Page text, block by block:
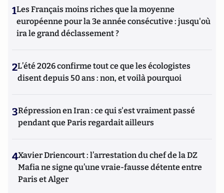
1Les Français moins riches que la moyenne
européenne pour la 3e année consécutive : jusqu'où
ira le grand déclassement ?
2L’été 2026 confirme tout ce que les écologistes
disent depuis 50 ans : non, et voilà pourquoi
3Répression en Iran : ce qui s'est vraiment passé
pendant que Paris regardait ailleurs
4Xavier Driencourt : l’arrestation du chef de la DZ
Mafia ne signe qu’une vraie-fausse détente entre
Paris et Alger